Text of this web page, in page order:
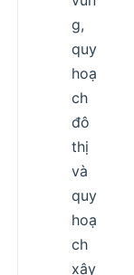
g,
quy
hoạ
ch
đô
thị
và
quy
hoạ
ch
xây